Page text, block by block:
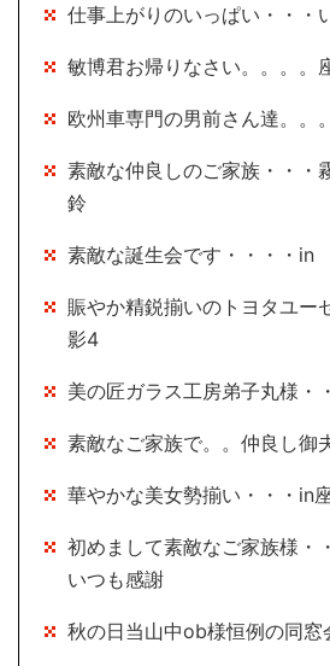
仕事上がりのいっぱい・・・
敏博君お帰りなさい。。。。
欧州車専門の男前さん達。。
素敵な仲良しのご家族・・・
鈴
素敵な誕生会です・・・・
賑やか精鋭揃いのトヨタユー
影4
美の匠ガラス工房弟子丸様・
素敵なご家族で。。仲良し御
華やかな美女勢揃い・・・in
初めまして素敵なご家族様・
いつも感謝
秋の日当山中ob様恒例の同窓